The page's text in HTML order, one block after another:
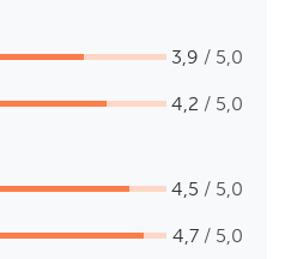
3,9 / 5,0
4,2 / 5,0
4,5 / 5,0
4,7 / 5,0